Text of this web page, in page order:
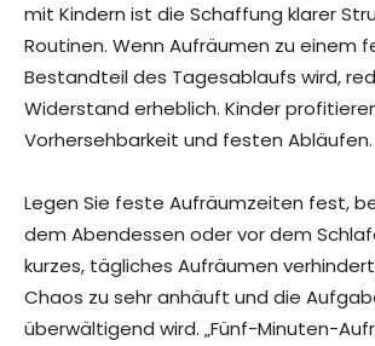
mit Kindern ist die Schaffung klarer
Routinen. Wenn Aufräumen zu einem
Bestandteil des Tagesablaufs wird,
Widerstand erheblich. Kinder
Vorhersehbarkeit und festen Abläufen.
Legen Sie feste Aufräumzeiten fest,
dem Abendessen oder vor dem
kurzes, tägliches Aufräumen
Chaos zu sehr anhäuft und die
überwältigend wird. „Fünf-Minuten-